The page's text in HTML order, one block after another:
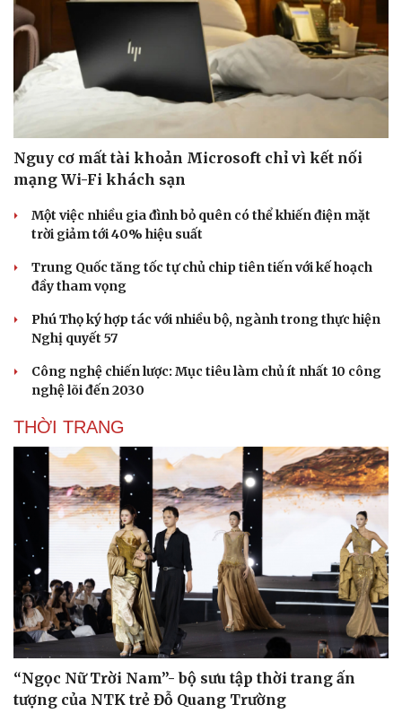
Văn hóa
Sân khấu - Điện ảnh
Văn học
Âm nhạc
Di sản
Giải trí
Nghệ sĩ
Thời trang
Sao Việt
Nguy cơ mất tài khoản Microsoft chỉ vì kết nối
mạng Wi-Fi khách sạn
Một việc nhiều gia đình bỏ quên có thể khiến điện mặt
trời giảm tới 40% hiệu suất
Trung Quốc tăng tốc tự chủ chip tiên tiến với kế hoạch
đầy tham vọng
Phú Thọ ký hợp tác với nhiều bộ, ngành trong thực hiện
Nghị quyết 57
Công nghệ chiến lược: Mục tiêu làm chủ ít nhất 10 công
nghệ lõi đến 2030
THỜI TRANG
“Ngọc Nữ Trời Nam”- bộ sưu tập thời trang ấn
tượng của NTK trẻ Đỗ Quang Trường